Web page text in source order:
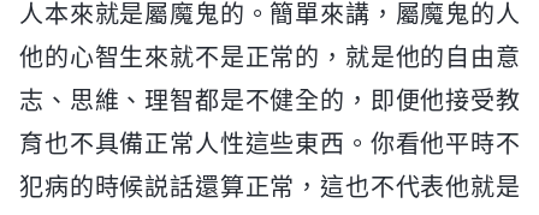
人本來就是屬魔鬼的。簡單來講，屬魔鬼的人
他的心智生來就不是正常的，就是他的自由意
志、思維、理智都是不健全的，即便他接受教
育也不具備正常人性這些東西。你看他平時不
犯病的時候説話還算正常，這也不代表他就是